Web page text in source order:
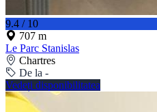
9.4 / 10
707 m
Le Parc Stanislas
Chartres
De la -
Vedeți disponibilitatea